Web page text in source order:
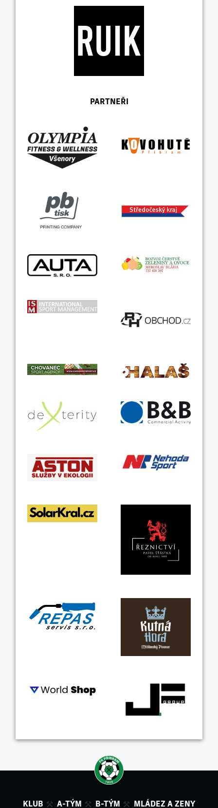
PARTNEŘI
KLUB A-TÝM B-TÝM MLÁDEZ A ZENY